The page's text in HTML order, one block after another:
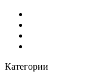
Категории